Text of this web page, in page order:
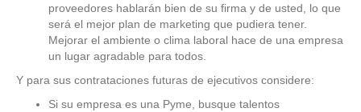
proveedores hablarán bien de su firma y de usted, lo que
será el mejor plan de marketing que pudiera tener.
Mejorar el ambiente o clima laboral hace de una empresa
un lugar agradable para todos.
Y para sus contrataciones futuras de ejecutivos considere:
Si su empresa es una Pyme, busque talentos